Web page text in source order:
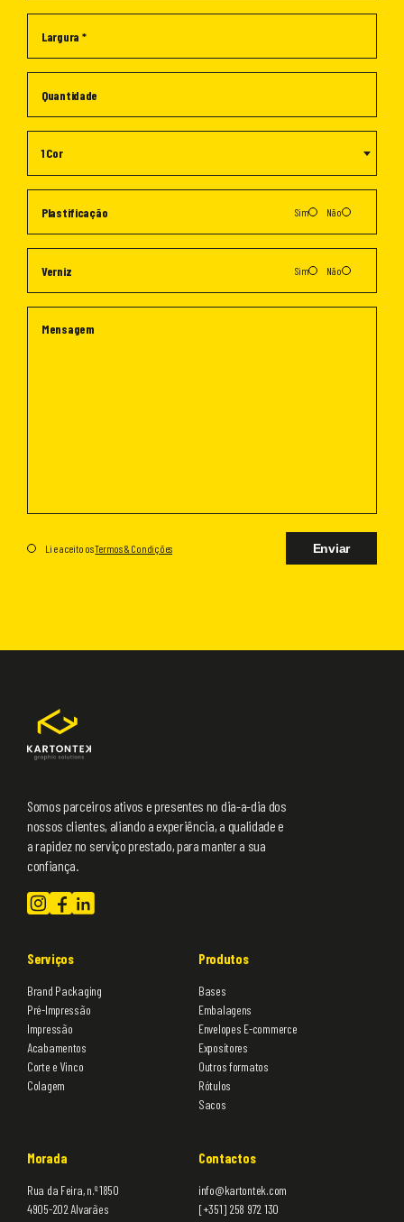
1 Cor
Sim Não
Sim Não
Li e aceito osTermos & Condições Enviar
Somos parceiros ativos e presentes no dia-a-dia dos
nossos clientes, aliando a experiência, a qualidade e
a rapidez no serviço prestado, para manter a sua
confiança.
Serviços
Brand Packaging
Pré-Impressão
Impressão
Acabamentos
Corte e Vinco
Colagem
Produtos
Bases
Embalagens
Envelopes E-commerce
Expositores
Outros formatos
Rótulos
Sacos
Morada
Rua da Feira, n.º 1850
4905-202 Alvarães
Contactos
info@kartontek.com
[+351] 258 972 130